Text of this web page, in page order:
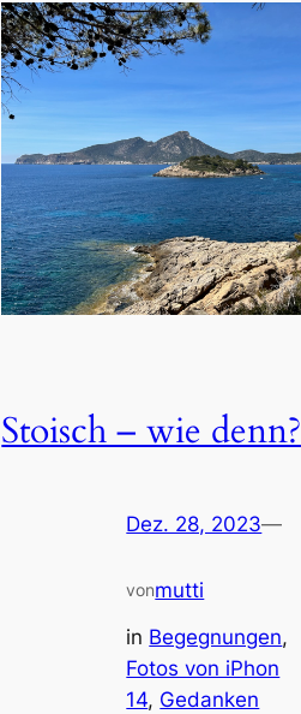
Stoisch – wie denn?
Dez. 28, 2023—
vonmutti
in Begegnungen
Fotos von iPhon
14, Gedanken